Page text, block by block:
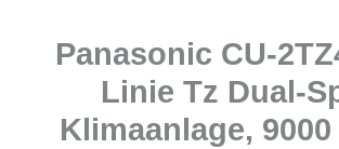
Panasonic CU-
Linie Tz Dual-
Klimaanlage, 9000